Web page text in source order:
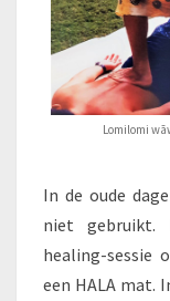
Lomilomi
In de oude
niet gebruikt.
healing-sessie
een HALA mat.